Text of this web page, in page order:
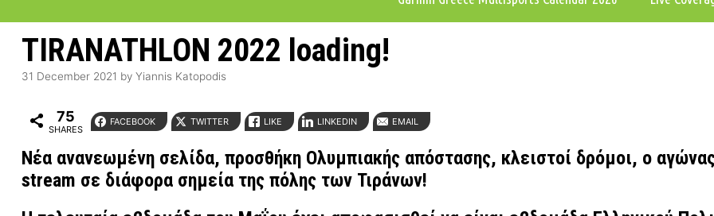
TIRANATHLON 2022 loading!
31 December 2021 by Yiannis Katopodis
75
SHARES
FACEBOOK TWITTER LIKE LINKEDIN EMAIL
Νέα ανανεωμένη σελίδα, προσθήκη Ολυμπιακής απόστασης, κλειστοί δρόμοι, ο
stream σε διάφορα σημεία της πόλης των Τιράνων!